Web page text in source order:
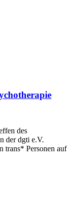
des
der dgti e.V.
trans* Personen auf